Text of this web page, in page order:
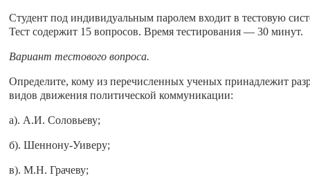
Студент под индивидуальным паролем входит в тестовую
Тест содержит 15 вопросов. Время тестирования — 30 минут.
Вариант тестового вопроса.
Определите, кому из перечисленных ученых принадлежит
видов движения политической коммуникации:
а). А.И. Соловьеву;
б). Шеннону-Уиверу;
в). М.Н. Грачеву;